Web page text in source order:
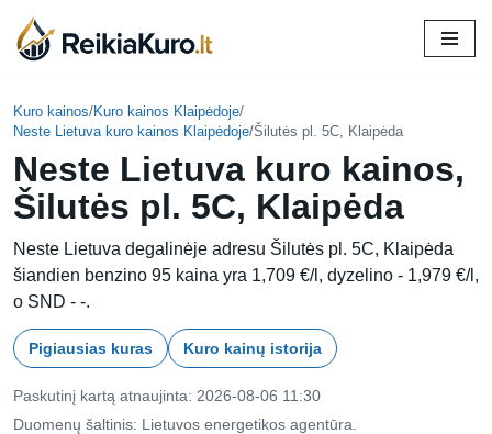
Skip
content
Kuro kainos/Kuro kainos Klaipėdoje/
Neste Lietuva kuro kainos Klaipėdoje/Šilutės pl. 5C, Klaipėda
Neste Lietuva kuro kainos,
Šilutės pl. 5C, Klaipėda
Neste Lietuva degalinėje adresu Šilutės pl. 5C, Klaipėda
šiandien benzino 95 kaina yra 1,709 €/l, dyzelino - 1,979 €/l,
o SND - -.
Pigiausias kuras Kuro kainų istorija
Paskutinį kartą atnaujinta: 2026-08-06 11:30
Duomenų šaltinis: Lietuvos energetikos agentūra.